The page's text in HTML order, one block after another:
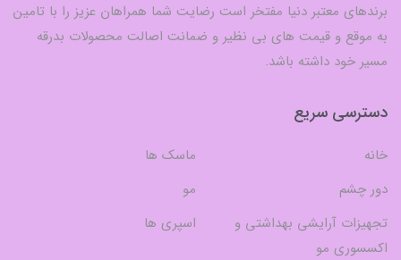
برندهای معتبر دنیا مفتخر است رضایت شما همراهان عزیز را با تامین
به موقع و قیمت های بی نظیر و ضمانت اصالت محصولات بدرقه
مسیر خود داشته باشد.
دسترسی سریع
خانه
ماسک ها
دور چشم
مو
تجهیزات آرایشی بهداشتی و
اکسسوری مو
اسپری ها